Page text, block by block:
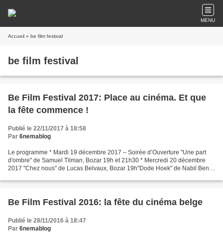
MENU
Accueil » be film festival
be film festival
Be Film Festival 2017: Place au cinéma. Et que
la fête commence !
Publié le 22/11/2017 à 18:58
Par 6nemablog
Le programme * Mardi 19 décembre 2017 – Soirée d’Ouverture "Une part
d'ombre" de Samuel Tilman, Bozar 19h et 21h30 * Mercredi 20 décembre
2017 "Chez nous" de Lucas Belvaux, Bozar 19h"Dode Hoek" de Nabil Ben
Be Film Festival 2016: la fête du cinéma belge
Publié le 28/11/2016 à 18:47
Par 6nemablog